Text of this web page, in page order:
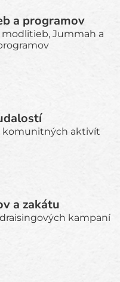
a programov
Jummah a
komunitných aktivít
a zakátu
kampaní